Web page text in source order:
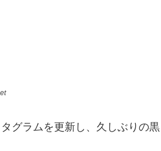
グラムを更新し、久しぶりの黒